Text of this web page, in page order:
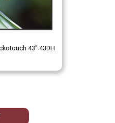
43" 43DH